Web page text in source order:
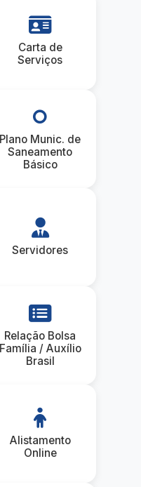
Carta de
Serviços
Plano Munic. de
Saneamento
Básico
Servidores
Relação Bolsa
Família / Auxílio
Brasil
Alistamento
Online